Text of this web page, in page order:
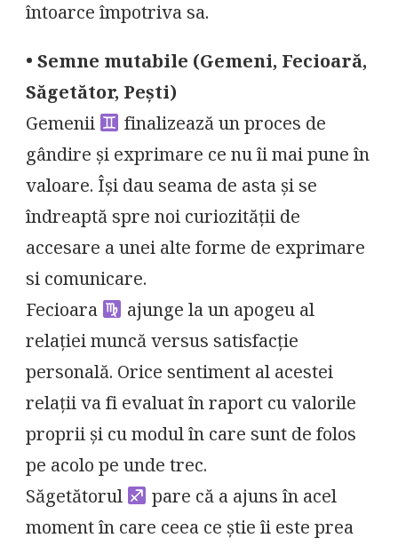
întoarce împotriva sa.
• Semne mutabile (Gemeni, Fecioară,
Săgetător, Pești)
Gemenii
finalizează un proces de
gândire și exprimare ce nu îi mai pune în
valoare. Își dau seama de asta și se
îndreaptă spre noi curiozității de
accesare a unei alte forme de exprimare
si comunicare.
Fecioara
ajunge la un apogeu al
relației muncă versus satisfacție
personală. Orice sentiment al acestei
relații va fi evaluat în raport cu valorile
proprii și cu modul în care sunt de folos
pe acolo pe unde trec.
Săgetătorul
pare că a ajuns în acel
moment în care ceea ce știe îi este prea